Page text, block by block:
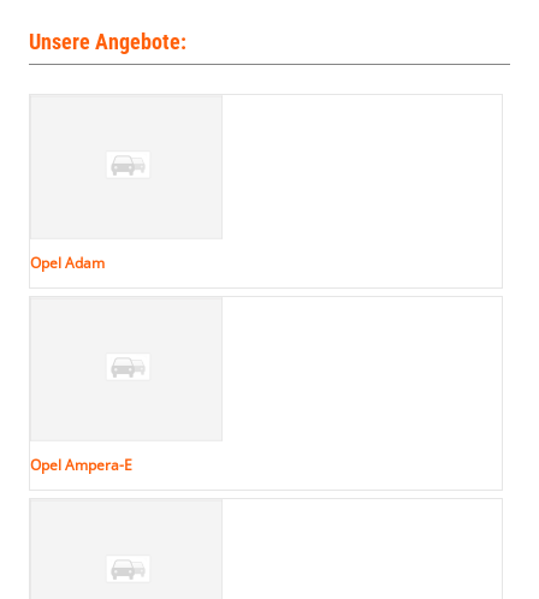
Unsere Angebote:
Opel Adam
Opel Ampera-E